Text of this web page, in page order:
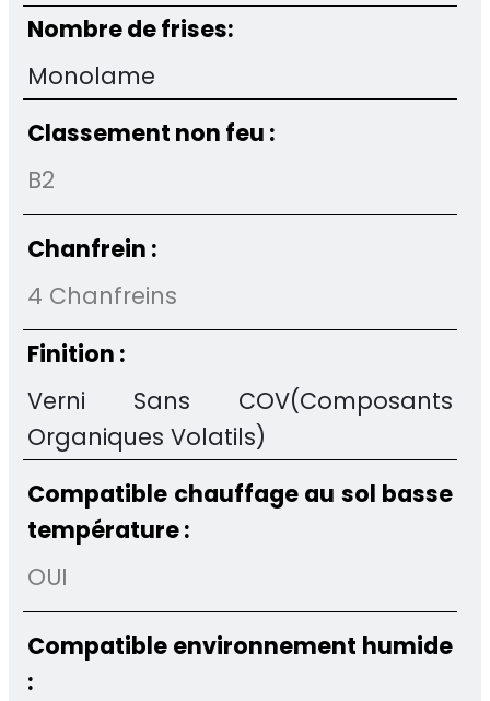
Nombre de frises:
Monolame
Classement non feu :
B2
Chanfrein :
4 Chanfreins
Finition :
Verni Sans COV(Composants
Organiques Volatils)
Compatible chauffage au sol basse
température :
OUI
Compatible environnement humide
: